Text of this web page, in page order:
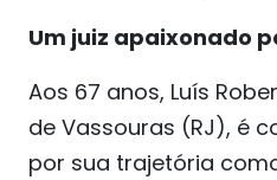
Um juiz apaixonado
Aos 67 anos, Luís
de Vassouras (RJ), é
por sua trajetória